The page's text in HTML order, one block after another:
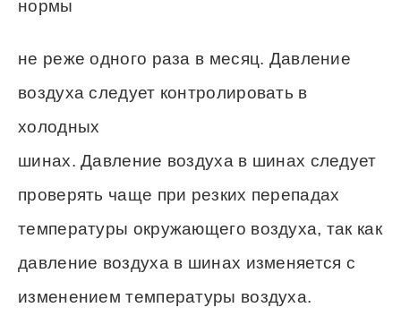
нормы
не реже одного раза в месяц. Давление
воздуха следует контролировать в
холодных
шинах. Давление воздуха в шинах следует
проверять чаще при резких перепадах
температуры окружающего воздуха, так как
давление воздуха в шинах изменяется с
изменением температуры воздуха.